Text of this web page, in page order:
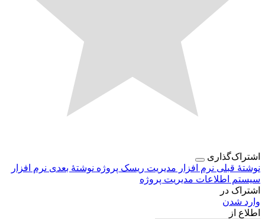
قبلی نرم افزار مدیریت ریسک پروژه نوشتهٔ بعدی نرم افزار
اطلاعات مدیریت پروژه
در
شدن
از